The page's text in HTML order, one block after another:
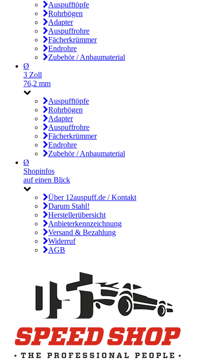
Auspufftöpfe
Rohrbögen
Adapter
Auspuffrohre
Fächerkrümmer
Endrohre
Zubehör / Anbaumaterial
Ø
3 Zoll
76,2 mm
Auspufftöpfe
Rohrbögen
Adapter
Auspuffrohre
Fächerkrümmer
Endrohre
Zubehör / Anbaumaterial
Ø
Shopinfos
auf einen Blick
Über 12auspuff.de / Kontakt
Darum Stahl!
Herstellerübersicht
Anbieterkennzeichnung
Versand & Bezahlung
Widerruf
AGB